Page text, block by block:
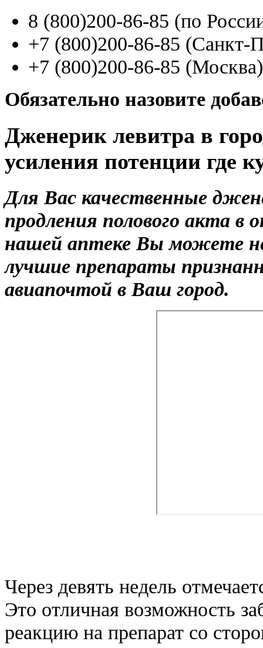
8 (800)200-86-85 (по
+7 (800)200-86-85 (Санкт-
+7 (800)200-86-85 (Москва)
Обязательно назовите
Дженерик левитра в
усиления потенции где
Для Вас качественные
продления полового акта в
нашей аптеке Вы можете
лучшие препараты
авиапочтой в Ваш город.
Через девять недель
Это отличная возможность
реакцию на препарат со